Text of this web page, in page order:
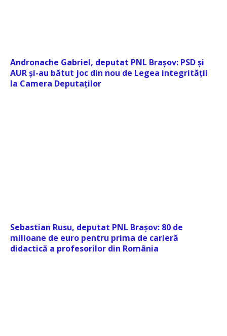
Andronache Gabriel, deputat PNL Brașov: PSD și
AUR și-au bătut joc din nou de Legea integrității
la Camera Deputaților
Sebastian Rusu, deputat PNL Brașov: 80 de
milioane de euro pentru prima de carieră
didactică a profesorilor din România